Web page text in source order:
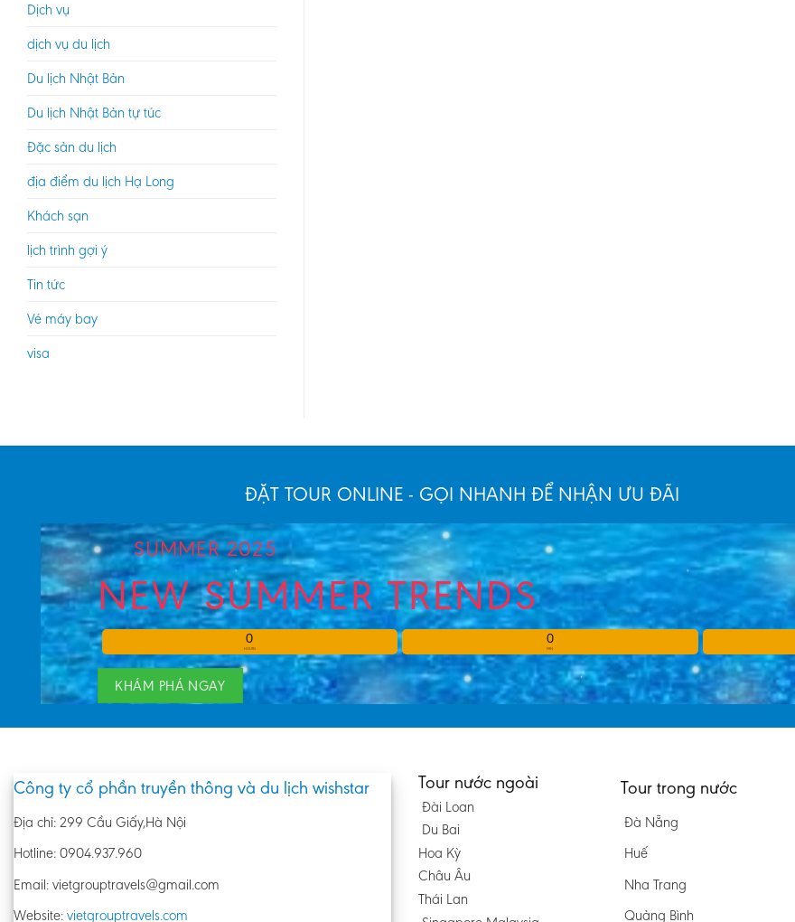
Dịch vụ
dịch vụ du lịch
Du lịch Nhật Bản
Du lịch Nhật Bản tự túc
Đặc sản du lịch
địa điểm du lịch Hạ Long
Khách sạn
lịch trình gợi ý
Tin tức
Vé máy bay
visa
ĐẶT TOUR ONLINE - GỌI NHANH ĐỂ NHẬN ƯU ĐÃI
SUMMER 2025
NEW SUMMER TRENDS
0
HOURS
0
MIN
KHÁM PHÁ NGAY
Công ty cổ phần truyền thông và du lịch wishstar
Địa chỉ: 299 Cầu Giấy,Hà Nội
Hotline: 0904.937.960
Email: vietgrouptravels@gmail.com
Website: vietgrouptravels.com
Tour nước ngoài
Đài Loan
Du Bai
Hoa Kỳ
Châu Âu
Thái Lan
Tour trong nước
Đà Nẵng
Huế
Nha Trang
Quảng Bình